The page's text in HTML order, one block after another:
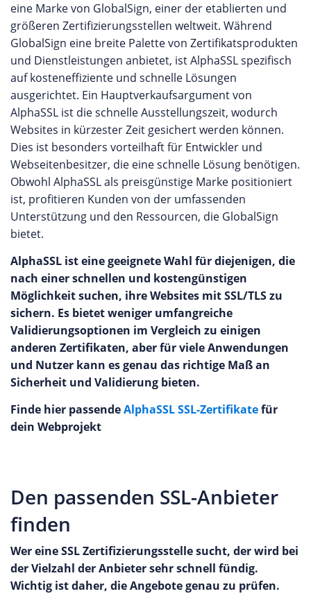
eine Marke von GlobalSign, einer der etablierten und
größeren Zertifizierungsstellen weltweit. Während
GlobalSign eine breite Palette von Zertifikatsprodukten
und Dienstleistungen anbietet, ist AlphaSSL spezifisch
auf kosteneffiziente und schnelle Lösungen
ausgerichtet. Ein Hauptverkaufsargument von
AlphaSSL ist die schnelle Ausstellungszeit, wodurch
Websites in kürzester Zeit gesichert werden können.
Dies ist besonders vorteilhaft für Entwickler und
Webseitenbesitzer, die eine schnelle Lösung benötigen.
Obwohl AlphaSSL als preisgünstige Marke positioniert
ist, profitieren Kunden von der umfassenden
Unterstützung und den Ressourcen, die GlobalSign
bietet.
AlphaSSL ist eine geeignete Wahl für diejenigen, die
nach einer schnellen und kostengünstigen
Möglichkeit suchen, ihre Websites mit SSL/TLS zu
sichern. Es bietet weniger umfangreiche
Validierungsoptionen im Vergleich zu einigen
anderen Zertifikaten, aber für viele Anwendungen
und Nutzer kann es genau das richtige Maß an
Sicherheit und Validierung bieten.
Finde hier passendeAlphaSSL SSL-Zertifikatefür
dein Webprojekt
Den passenden SSL-Anbieter
finden
Wer eine SSL Zertifizierungsstelle sucht, der wird bei
der Vielzahl der Anbieter sehr schnell fündig.
Wichtig ist daher, die Angebote genau zu prüfen.